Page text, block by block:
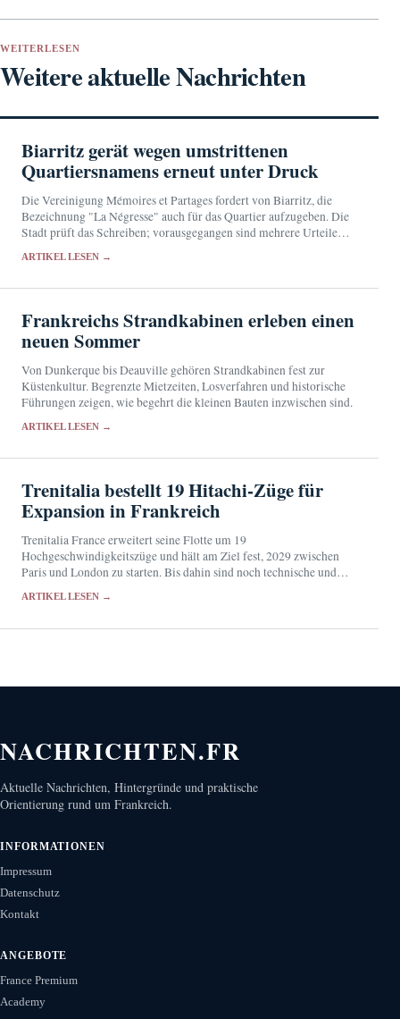
WEITERLESEN
Weitere aktuelle Nachrichten
Biarritz gerät wegen umstrittenen
Quartiersnamens erneut unter Druck
Die Vereinigung Mémoires et Partages fordert von Biarritz, die
Bezeichnung "La Négresse" auch für das Quartier aufzugeben. Die
Stadt prüft das Schreiben; vorausgegangen sind mehrere Urteile
ARTIKEL LESEN →
Frankreichs Strandkabinen erleben einen
neuen Sommer
Von Dunkerque bis Deauville gehören Strandkabinen fest zur
Küstenkultur. Begrenzte Mietzeiten, Losverfahren und historische
Führungen zeigen, wie begehrt die kleinen Bauten inzwischen sind.
ARTIKEL LESEN →
Trenitalia bestellt 19 Hitachi-Züge für
Expansion in Frankreich
Trenitalia France erweitert seine Flotte um 19
Hochgeschwindigkeitszüge und hält am Ziel fest, 2029 zwischen
Paris und London zu starten. Bis dahin sind noch technische und
ARTIKEL LESEN →
NACHRICHTEN.FR
Aktuelle Nachrichten, Hintergründe und praktische
Orientierung rund um Frankreich.
INFORMATIONEN
Impressum
Datenschutz
Kontakt
ANGEBOTE
France Premium
Academy